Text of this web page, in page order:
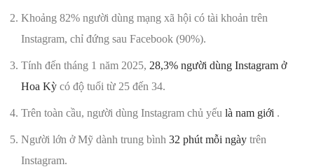
Khoảng 82% người dùng mạng xã hội có tài khoản trên
Instagram, chỉ đứng sau Facebook (90%).
Tính đến tháng 1 năm 2025, 28,3% người dùng Instagram ở
Hoa Kỳ có độ tuổi từ 25 đến 34.
Trên toàn cầu, người dùng Instagram chủ yếu là nam giới .
Người lớn ở Mỹ dành trung bình 32 phút mỗi ngày trên
Instagram.